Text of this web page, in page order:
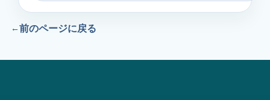
前のページに戻る